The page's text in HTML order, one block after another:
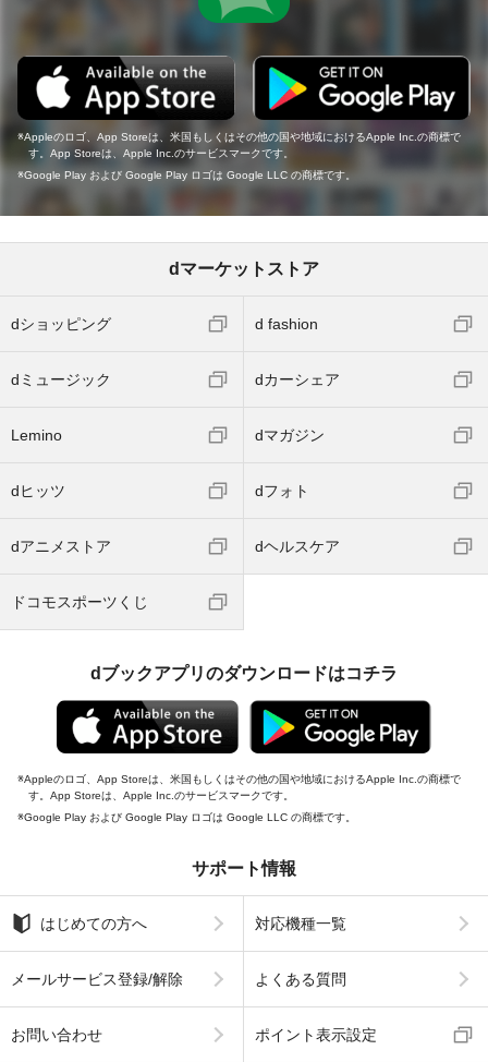
Appleのロゴ、App Storeは、米国もしくはその他の国や地域におけるApple Inc.の商標で
す。App Storeは、Apple Inc.のサービスマークです。
Google Play および Google Play ロゴは Google LLC の商標です。
dマーケットストア
dショッピング d fashion
dミュージック dカーシェア
Lemino dマガジン
dヒッツ dフォト
dアニメストア dヘルスケア
ドコモスポーツくじ
dブックアプリのダウンロードはコチラ
Appleのロゴ、App Storeは、米国もしくはその他の国や地域におけるApple Inc.の商標で
す。App Storeは、Apple Inc.のサービスマークです。
Google Play および Google Play ロゴは Google LLC の商標です。
サポート情報
はじめての方へ 対応機種一覧
メールサービス登録/解除 よくある質問
お問い合わせ ポイント表示設定